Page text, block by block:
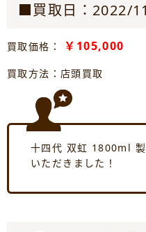
■買取日：2022/
買取価格： ￥105,000
買取方法：店頭買取
十四代 双虹 1800ml
いただきました！